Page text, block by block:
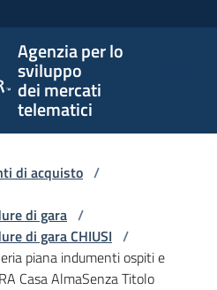
Agenzia per lo
sviluppo
dei mercati
telematici
di acquisto /
di gara /
di gara CHIUSI /
piana indumenti ospiti e
Casa AlmaSenza Titolo